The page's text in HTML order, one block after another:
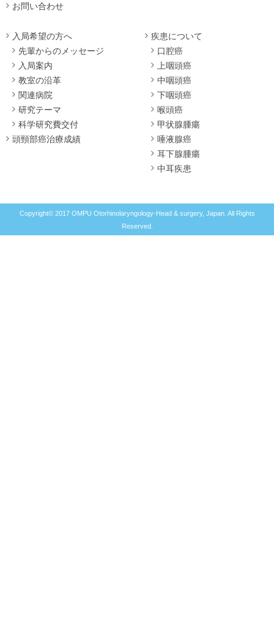
お問い合わせ
入局希望の方へ
先輩からのメッセージ
入局案内
教室の沿革
関連病院
研究テーマ
科学研究費交付
頭頸部癌治療成績
疾患について
口腔癌
上咽頭癌
中咽頭癌
下咽頭癌
喉頭癌
甲状腺腫瘍
唾液腺癌
耳下腺腫瘍
中耳疾患
Copyright© 2017 OMPU Otorhinolaryngology-Head & surgery, Japan. All Rights
Reserved.